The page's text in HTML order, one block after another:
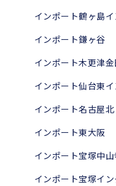
インポート鶴ヶ島
インポート鎌ヶ谷
インポート木更津
インポート仙台東
インポート名古屋北
インポート東大阪
インポート宝塚中
インポート宝塚イ